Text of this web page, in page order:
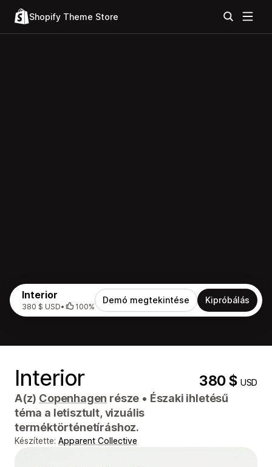
Shopify Theme Store
Interior
380 $ USD• 100%
Demó megtekintése Kipróbálás
Interior 380 $USD
A(z) Copenhagen része • Északi ihletésű
téma a letisztult, vizuális
terméktörténetíráshoz.
Készítette: Apparent Collective